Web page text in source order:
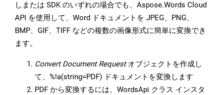
しまたは SDK のいずれの場合でも、Aspose.Words Cloud
API を使用して、Word ドキュメントを JPEG、PNG、
BMP、GIF、TIFF などの複数の画像形式に簡単に変換でき
ます。
Convert Document Requestオブジェクトを作成し
て、%!a(string=PDF) ドキュメントを変換します
PDF から変換するには、WordsApi クラス インスタ